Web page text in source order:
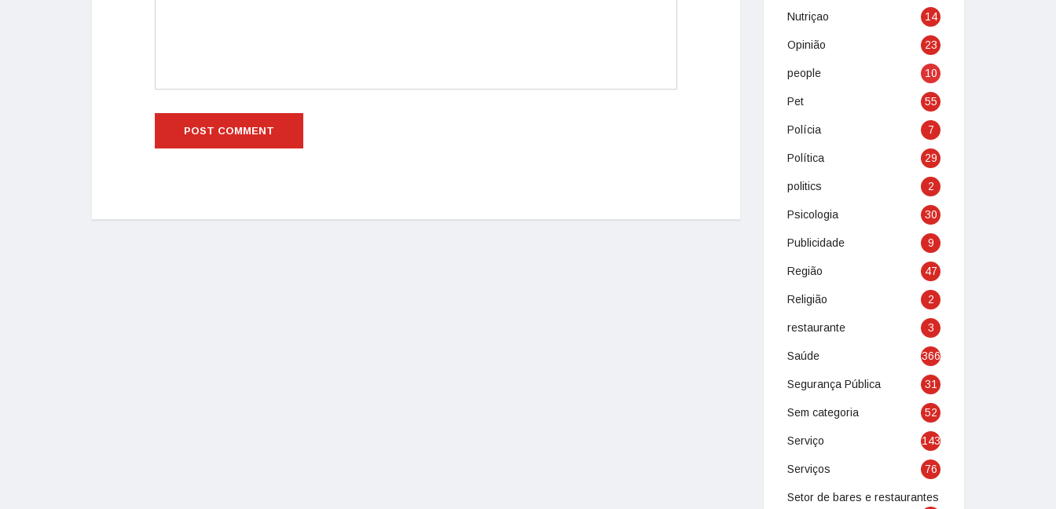
Nutriçao 14
Opinião 23
people 10
Pet 55
Polícia 7
Política 29
politics 2
Psicologia 30
Publicidade 9
Região 47
Religião 2
restaurante 3
Saúde 366
Segurança Pública 31
Sem categoria 52
Serviço 143
Serviços 76
Setor de bares e restaurantes